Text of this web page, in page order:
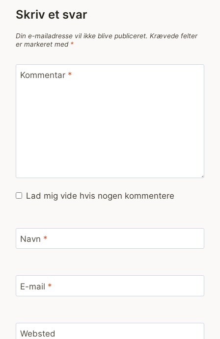
Skriv et svar
Din e-mailadresse vil ikke blive publiceret. Krævede felter
er markeret med *
Kommentar *
Lad mig vide hvis nogen kommentere
Navn *
E-mail *
Websted